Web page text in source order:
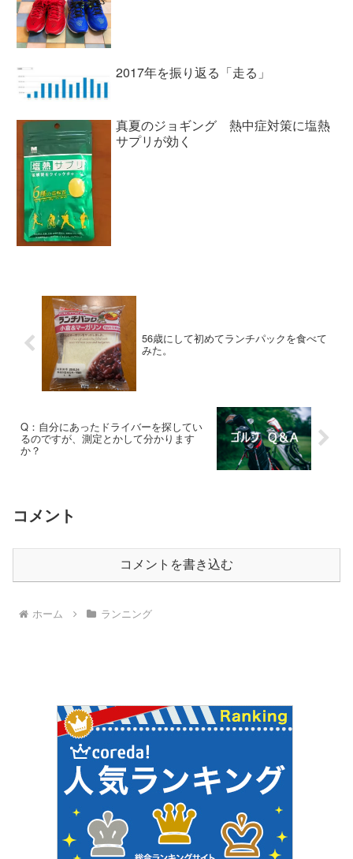
2017年を振り返る「走る」
真夏のジョギング 熱中症対策に塩熱
サプリが効く
56歳にして初めてランチパックを食べて
みた。
Q：自分にあったドライバーを探してい
るのですが、測定とかして分かります
か？
コメント
コメントを書き込む
ホーム ランニング